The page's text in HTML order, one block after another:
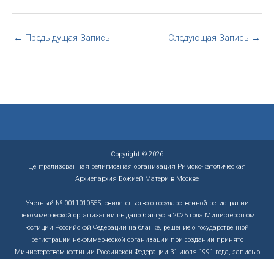
← Предыдущая Запись Следующая Запись →
Copyright © 2026
Централизованная религиозная организация Римско-католическая
Архиепархия Божией Матери в Москве
Учетный № 0011010555, свидетельство о государственной регистрации
некоммерческой организации выдано 6 августа 2025 года Министерством
юстиции Российской Федерации на бланке, решение о государственной
регистрации некоммерческой организации при создании принято
Министерством юстиции Российской Федерации 31 июля 1991 года, запись о